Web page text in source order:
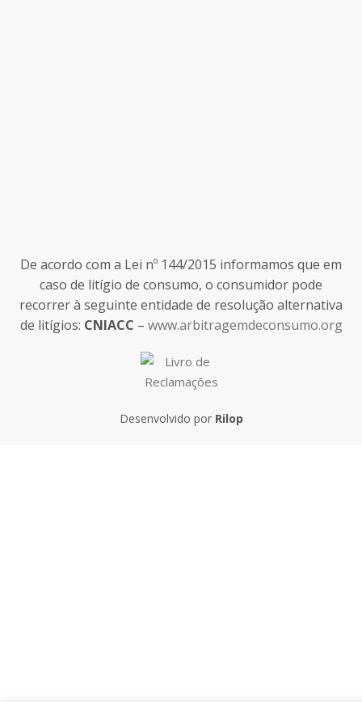
De acordo com a Lei nº 144/2015 informamos que em
caso de litígio de consumo, o consumidor pode
recorrer à seguinte entidade de resolução alternativa
de litígios: CNIACC – www.arbitragemdeconsumo.org
Desenvolvido por Rilop